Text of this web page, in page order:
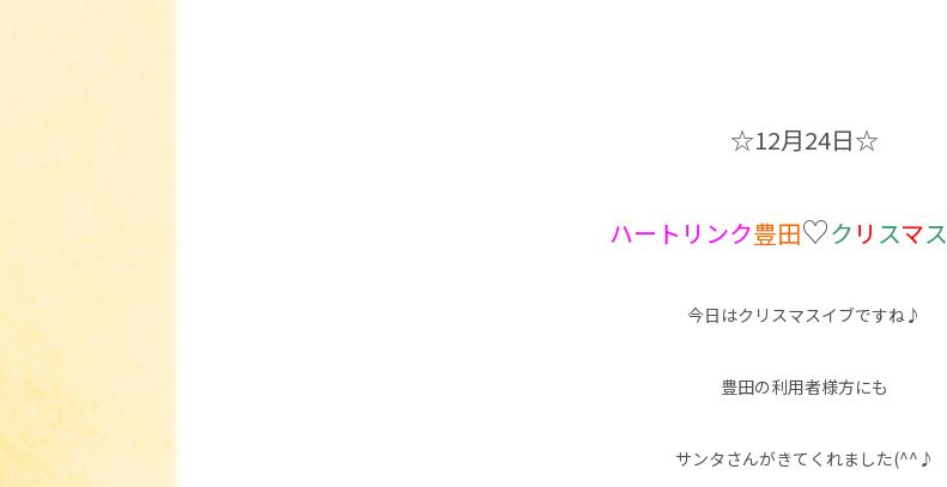
☆12月24日☆
ハートリンク豊田♡ク リ スマス
今日はクリスマスイブですね♪
豊田の利用者様方にも
サンタさんがきてくれました(^^♪